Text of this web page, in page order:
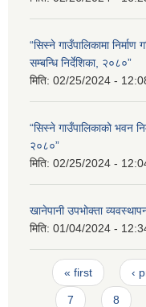
“सिस्ने गाउँपालिकामा
सम्बन्धि निर्देशिका, २०८०”
मिति: 02/25/2024 -
“सिस्ने गाउँपालिकाको भवन
२०८०”
मिति: 02/25/2024 -
खानेपानी उपभोक्ता
मिति: 01/04/2024 -
Pages
« first ‹
7 8